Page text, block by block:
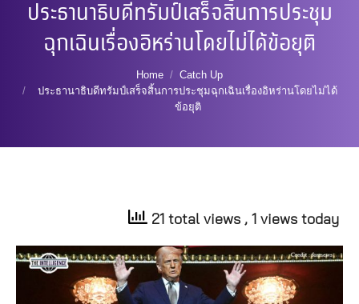
ประธานาธิบดีทรัมป์เสร็จสิ้นการประชุม
ฉุกเฉินเรื่องอิหร่านโดยไม่ได้ข้อยุติ
Home
Catch Up
ประธานาธิบดีทรัมป์เสร็จสิ้นการประชุมฉุกเฉินเรื่องอิหร่านโดยไม่ได้
ข้อยุติ
21 total views , 1 views today